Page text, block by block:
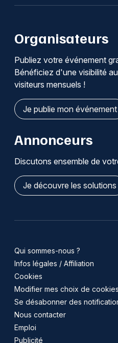
Organisateurs
Publiez votre événement
Bénéficiez d'une visibilité
visiteurs mensuels !
Je publie mon événement
Annonceurs
Discutons ensemble de
Je découvre les solutions
Qui sommes-nous ?
Infos légales / Affiliation
Cookies
Modifier mes choix de cookies
Se désabonner des
Nous contacter
Emploi
Publicité